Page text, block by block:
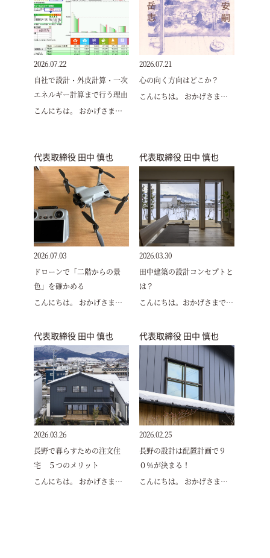
2026.07.22
自社で設計・外皮計算・一次
エネルギー計算まで行う理由
こんにちは。 おかげさま…
2026.07.21
心の向く方向はどこか？
こんにちは。 おかげさま…
代表取締役 田中 慎也
2026.07.03
ドローンで「二階からの景
色」を確かめる
こんにちは。 おかげさま…
代表取締役 田中 慎也
2026.03.30
田中建築の設計コンセプトと
は？
こんにちは。おかげさまで…
代表取締役 田中 慎也
2026.03.26
長野で暮らすための注文住
宅 ５つのメリット
こんにちは。 おかげさま…
代表取締役 田中 慎也
2026.02.25
長野の設計は配置計画で９
０％が決まる！
こんにちは。 おかげさま…